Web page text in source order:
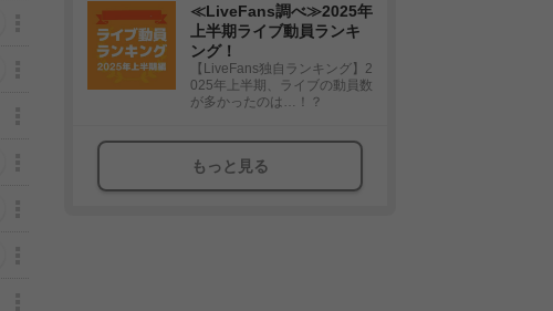
≪LiveFans調べ≫2025年
上半期ライブ動員ランキ
ング！
【LiveFans独自ランキング】2
025年上半期、ライブの動員数
が多かったのは…！？
もっと見る